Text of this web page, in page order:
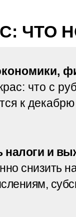
ЧТО
что с
к декабрю
налоги и
снизить